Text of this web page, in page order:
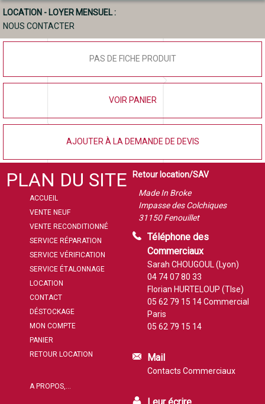
LOCATION - LOYER MENSUEL :
NOUS CONTACTER
PAS DE FICHE PRODUIT
VOIR PANIER
AJOUTER À LA DEMANDE DE DEVIS
PLAN DU SITE
ACCUEIL
VENTE NEUF
VENTE RECONDITIONNÉ
SERVICE RÉPARATION
SERVICE VÉRIFICATION
SERVICE ÉTALONNAGE
LOCATION
CONTACT
DÉSTOCKAGE
MON COMPTE
PANIER
RETOUR LOCATION
A PROPOS,...
Retour location/SAV
Made In Broke
Impasse des Colchiques
31150 Fenouillet
Téléphone des
Commerciaux
Sarah CHOUGOUL (Lyon)
04 74 07 80 33
Florian HURTELOUP (Tlse)
05 62 79 15 14Commercial
Paris
05 62 79 15 14
Mail
Contacts Commerciaux